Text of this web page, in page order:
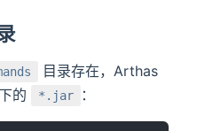
目录存在，Arthas
的
*.jar ：